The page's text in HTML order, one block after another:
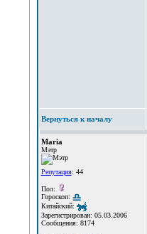
Вернуться к началу
Maria
Мэтр
Репутация: 44
Пол:
Гороскоп:
Китайский:
Зарегистрирован: 05.03.2006
Сообщения: 8174